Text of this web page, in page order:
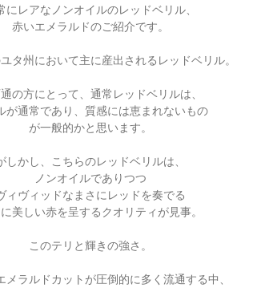
にレアなノンオイルのレッドベリル、
赤いエメラルドのご紹介です。
タ州において主に産出されるレッドベリル。
の方にとって、通常レッドベリルは、
が通常であり、質感には恵まれないもの
が一般的かと思います。
しかし、こちらのレッドベリルは、
ノンオイルでありつつ
ィヴィッドなまさにレッドを奏でる
美しい赤を呈するクオリティが見事。
このテリと輝きの強さ。
メラルドカットが圧倒的に多く流通する中、